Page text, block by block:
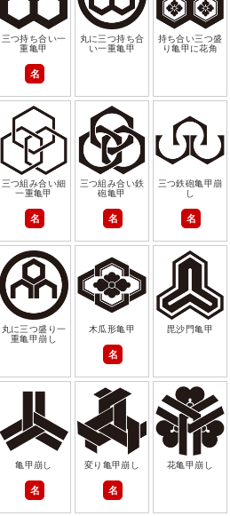
三つ持ち合い一
重亀甲
名
丸に三つ持ち合
い一重亀甲
持ち合い三つ盛
り亀甲に花角
三つ組み合い細
一重亀甲
名
三つ組み合い鉄
砲亀甲
名
三つ鉄砲亀甲崩
し
名
丸に三つ盛り一
重亀甲崩し
木瓜形亀甲
名
毘沙門亀甲
亀甲崩し
名
変り亀甲崩し
名
花亀甲崩し